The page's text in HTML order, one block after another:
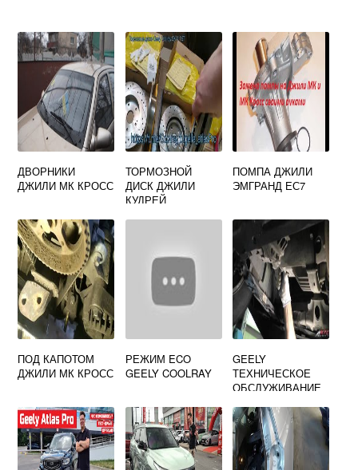
ДВОРНИКИ
ДЖИЛИ МК КРОСС
ТОРМОЗНОЙ
ДИСК ДЖИЛИ
КУДРЕЙ
ПОМПА ДЖИЛИ
ЭМГРАНД ЕС7
ПОД КАПОТОМ
ДЖИЛИ МК КРОСС
РЕЖИМ ECO
GEELY COOLRAY
GEELY
ТЕХНИЧЕСКОЕ
ОБСЛУЖИВАНИЕ